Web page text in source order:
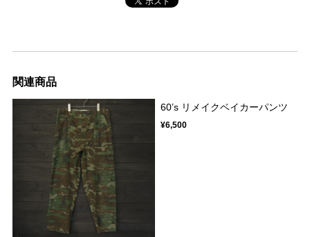
関連商品
60’s リメイクベイカーパンツ
¥6,500